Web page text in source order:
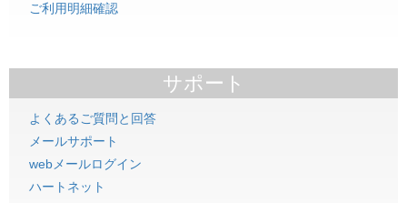
ご利用明細確認
サポート
よくあるご質問と回答
メールサポート
webメールログイン
ハートネット